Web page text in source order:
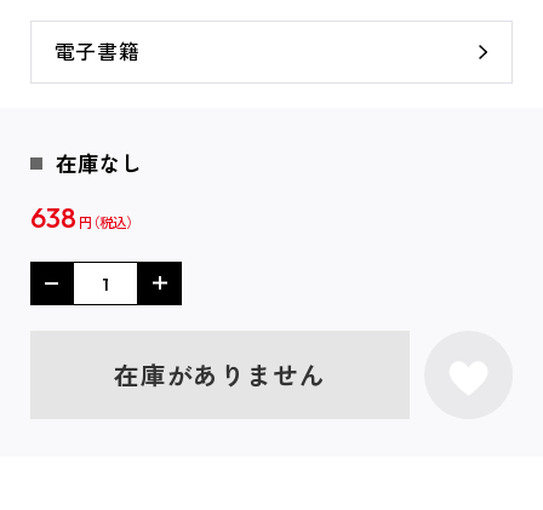
電子書籍
在庫なし
638 円
在庫がありません